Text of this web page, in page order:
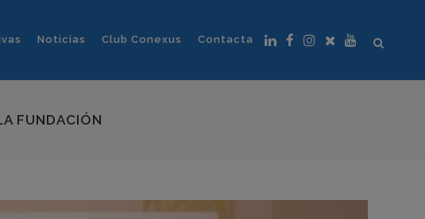
Noticias Club Conexus Contacta
FUNDACIÓN